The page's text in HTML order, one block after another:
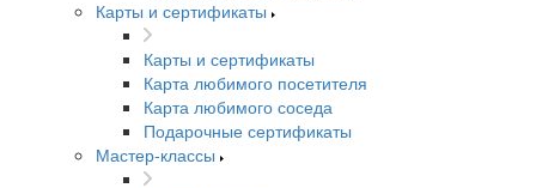
Карты и сертификаты
Карты и сертификаты
Карта любимого посетителя
Карта любимого соседа
Подарочные сертификаты
Мастер-классы